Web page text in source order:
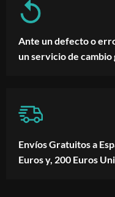
Ante un defecto o
un servicio de
Envíos Gratuitos a
Euros y, 200 Euros